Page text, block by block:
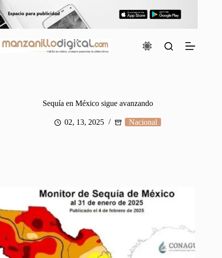
al
contenido
Sequía en México sigue avanzando
02, 13, 2025 Nacional